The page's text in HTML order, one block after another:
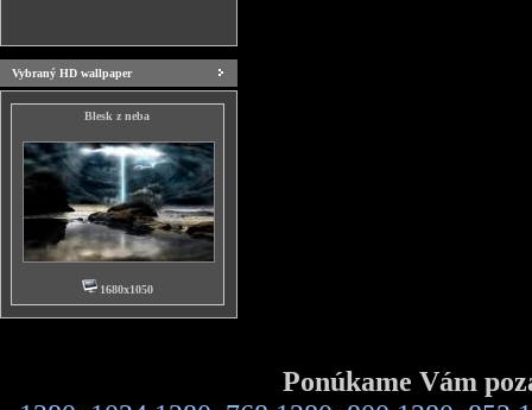
Vybraný HD wallpaper
Blesk z neba
1680x1050
Ponúkame Vám